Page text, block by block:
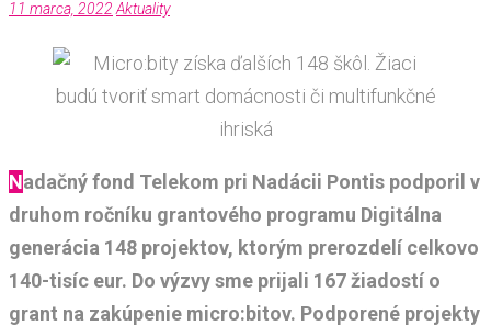
11 marca, 2022 Aktuality
Nadačný fond Telekom pri Nadácii Pontis podporil v
druhom ročníku grantového programu Digitálna
generácia 148 projektov, ktorým prerozdelí celkovo
140-tisíc eur. Do výzvy sme prijali 167 žiadostí o
grant na zakúpenie micro:bitov. Podporené projekty